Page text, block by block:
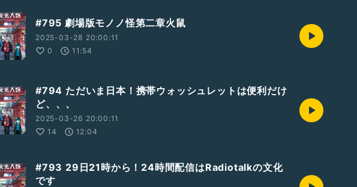
#795 劇場版モノノ怪第二章火鼠
2025-03-28 20:00:11
0
11:54
#794 ただいま日本！携帯ウォッシュレットは便利だけ
ど、、、
2025-03-26 20:00:11
14
12:04
#793 29日21時から！24時間配信はRadiotalkの文化
です